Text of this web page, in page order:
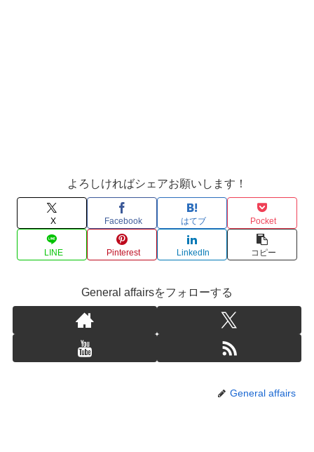
よろしければシェアお願いします！
X Facebook はてブ Pocket
LINE Pinterest LinkedIn コピー
General affairsをフォローする
General affairs